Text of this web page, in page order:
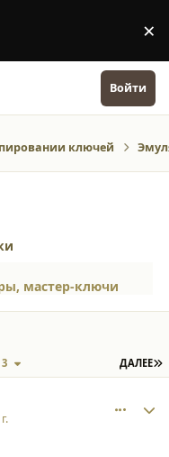
×
Войти
ключей
мастер-ключи
ДАЛЕЕ